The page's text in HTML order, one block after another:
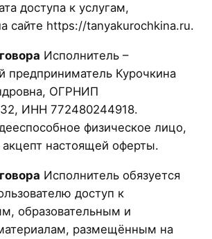
доступа к услугам,
сайте https://tanyakurochkina.ru.
Исполнитель –
предприниматель Курочкина
ОГРНИП
ИНН 772480244918.
физическое лицо,
настоящей оферты.
Исполнитель обязуется
доступ к
образовательным и
размещённым на